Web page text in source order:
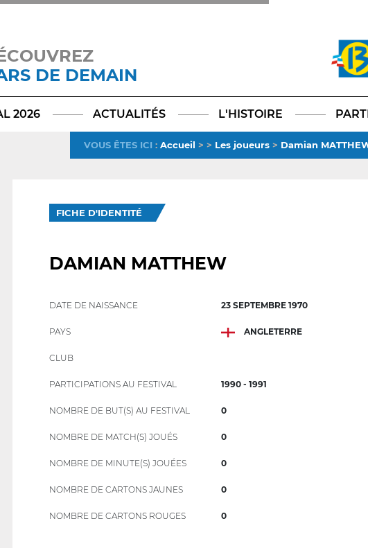
DE DEMAIN
TikTokLinkedIn
X
2026 ACTUALITÉS L'HISTOIRE
VOUS ÊTES ICI : Accueil > > Les joueurs> Damian
FICHE D'IDENTITÉ
DAMIAN MATTHEW
DATE DE NAISSANCE 23 SEPTEMBRE 1970
PAYS ANGLETERRE
CLUB
PARTICIPATIONS AU FESTIVAL 1990 - 1991
NOMBRE DE BUT(S) AU FESTIVAL 0
NOMBRE DE MATCH(S) JOUÉS 0
NOMBRE DE MINUTE(S) JOUÉES 0
NOMBRE DE CARTONS JAUNES 0
NOMBRE DE CARTONS ROUGES 0